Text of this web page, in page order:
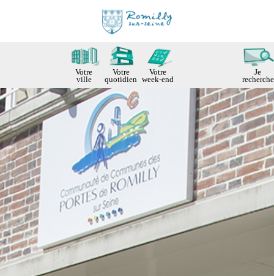
Je
recherche
Votre
ville
Votre
quotidien
Votre
week-end